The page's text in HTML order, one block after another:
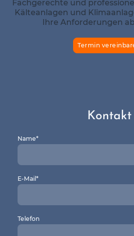
Fachgerechte und
Kälteanlagen und
Ihre Anforderungen
Termin
Kontakt
Name*
E-Mail *
Telefon